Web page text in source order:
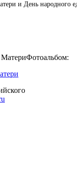
и День народного
Фотоальбом: